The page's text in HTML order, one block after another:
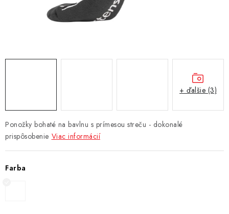
Ponožky bohaté na bavlnu s prímesou streču - dokonalé
prispôsobenie Viac informácií
Farba
+ ďalšie (3)